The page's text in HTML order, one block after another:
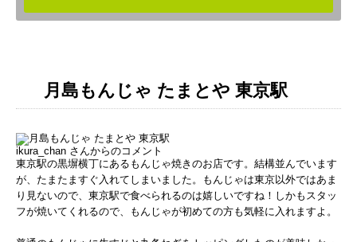
月島もんじゃ たまとや 東京駅
ikura_chan さんからのコメント
東京駅の黒塀横丁にあるもんじゃ焼きのお店です。結構並んでいます
が、たまたますぐ入れてしまいました。もんじゃは東京以外ではあま
り見ないので、東京駅で食べられるのは嬉しいですね！しかもスタッ
フが焼いてくれるので、もんじゃが初めての方も気軽に入れますよ。